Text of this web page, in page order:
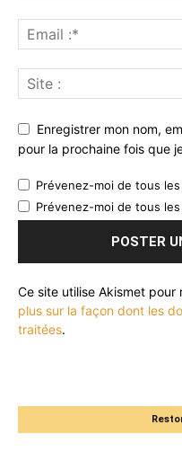
Enregistrer mon nom,
pour la prochaine fois que
Prévenez-moi de tous
Prévenez-moi de tous
Ce site utilise Akismet pour
plus sur la façon dont les
traitées.